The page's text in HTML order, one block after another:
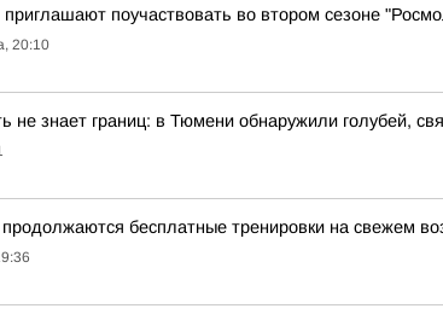
поучаствовать во втором сезоне
20:10
не знает границ: в Тюмени обнаружили голубей,
бесплатные тренировки на свежем